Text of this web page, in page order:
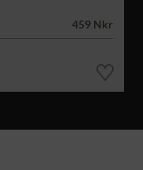
459 Nkr